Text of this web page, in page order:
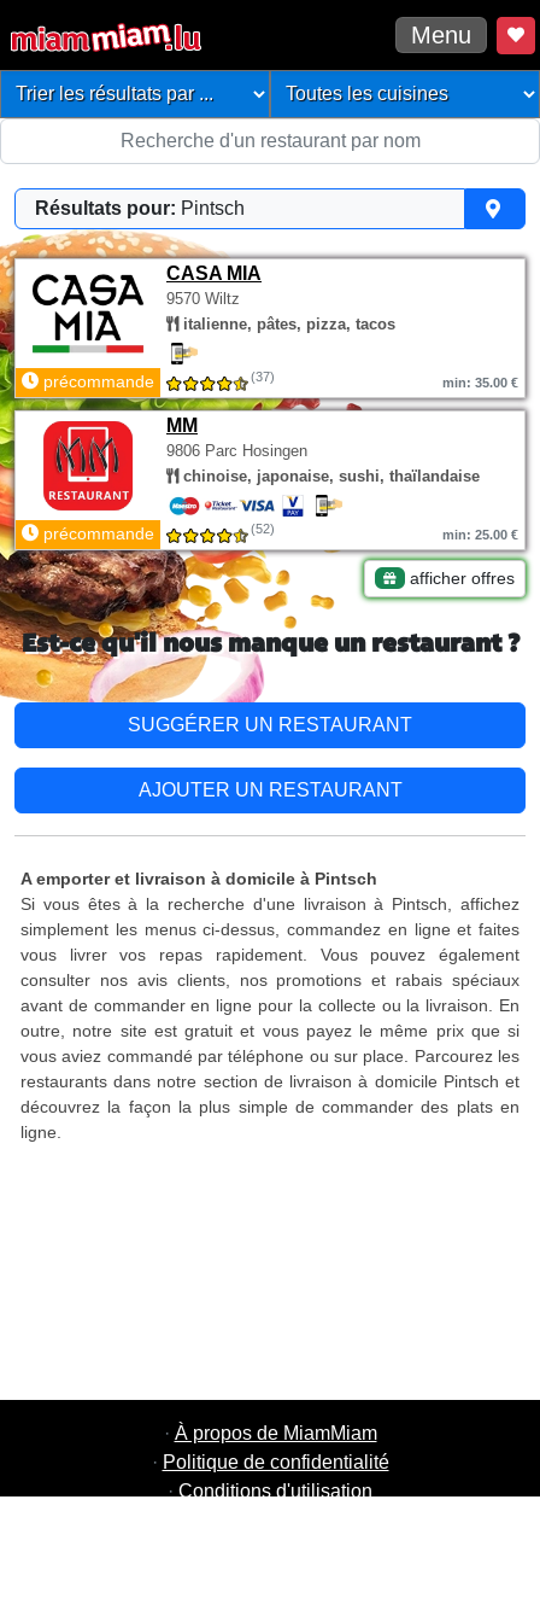
Menu
Résultats pour: Pintsch
CASA MIA
9570 Wiltz
italienne, pâtes, pizza, tacos
précommande (37) min: 35.00 €
MM
9806 Parc Hosingen
chinoise, japonaise, sushi, thaïlandaise
précommande (52) min: 25.00 €
afficher offres
Est-ce qu'il nous manque un restaurant ?
SUGGÉRER UN RESTAURANT
AJOUTER UN RESTAURANT
A emporter et livraison à domicile à Pintsch
Si vous êtes à la recherche d'une livraison à Pintsch, affichez
simplement les menus ci-dessus, commandez en ligne et faites
vous livrer vos repas rapidement. Vous pouvez également
consulter nos avis clients, nos promotions et rabais spéciaux
avant de commander en ligne pour la collecte ou la livraison. En
outre, notre site est gratuit et vous payez le même prix que si
vous aviez commandé par téléphone ou sur place. Parcourez les
restaurants dans notre section de livraison à domicile Pintsch et
découvrez la façon la plus simple de commander des plats en
ligne.
· À propos de MiamMiam
· Politique de confidentialité
· Conditions d'utilisation